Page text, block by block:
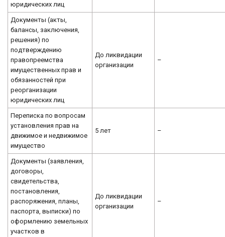
юридических лиц
Документы (акты,
балансы, заключения,
решения) по
подтверждению
правопреемства
имущественных прав и
обязанностей при
реорганизации
юридических лиц
До ликвидации
организации
–
Переписка по вопросам
установления прав на
движимое и недвижимое
имущество
5 лет –
Документы (заявления,
договоры,
свидетельства,
постановления,
распоряжения, планы,
паспорта, выписки) по
оформлению земельных
участков в
До ликвидации
организации
–